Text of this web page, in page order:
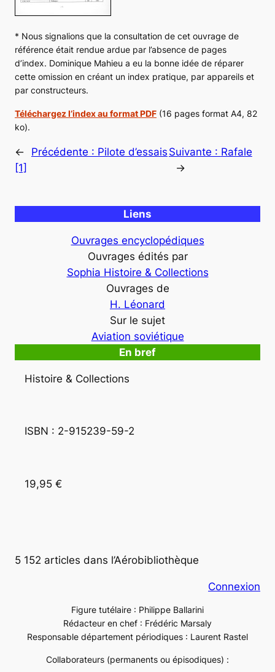
* Nous signalions que la consultation de cet ouvrage de
référence était rendue ardue par l’absence de pages
d’index. Dominique Mahieu a eu la bonne idée de réparer
cette omission en créant un index pratique, par appareils et
par constructeurs.
Téléchargez l’index au format PDF (16 pages format A4, 82
ko).
← Précédente : Pilote d’essais
[1]
Suivante : Rafale
→
Liens
Ouvrages encyclopédiques
Ouvrages édités par
Sophia Histoire & Collections
Ouvrages de
H. Léonard
Sur le sujet
Aviation soviétique
En bref
Histoire & Collections
ISBN : 2-915239-59-2
19,95 €
5 152 articles dans l’Aérobibliothèque
Connexion
Figure tutélaire : Philippe Ballarini
Rédacteur en chef : Frédéric Marsaly
Responsable département périodiques : Laurent Rastel
Collaborateurs (permanents ou épisodiques) :